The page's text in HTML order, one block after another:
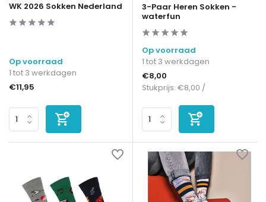
WK 2026 Sokken Nederland
Op voorraad
1 tot 3 werkdagen
€11,95
3-Paar Heren Sokken -
waterfun
Op voorraad
1 tot 3 werkdagen
€8,00
Stukprijs: €8,00 /